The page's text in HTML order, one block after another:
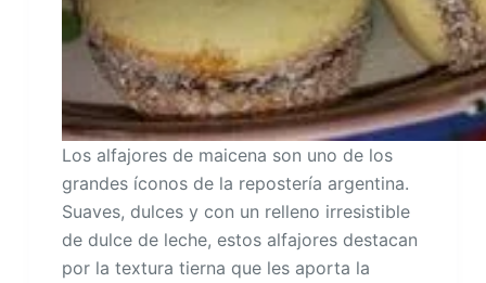
Los alfajores de maicena son uno de los
grandes íconos de la repostería argentina.
Suaves, dulces y con un relleno irresistible
de dulce de leche, estos alfajores destacan
por la textura tierna que les aporta la